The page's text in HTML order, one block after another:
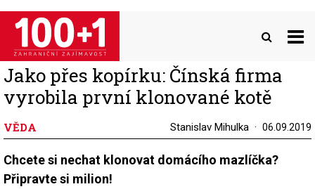
Přejít
hlavnímu
obsahu
Jako přes kopírku: Čínská firma
vyrobila první klonované kotě
VĚDA Stanislav Mihulka 06.09.2019
Chcete si nechat klonovat domácího mazlíčka?
Připravte si milion!